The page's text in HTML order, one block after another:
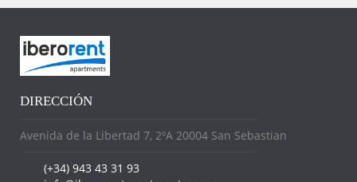
DIRECCIÓN
Avenida de la Libertad 7, 2ºA 20004 San Sebastian
(+34) 943 43 31 93